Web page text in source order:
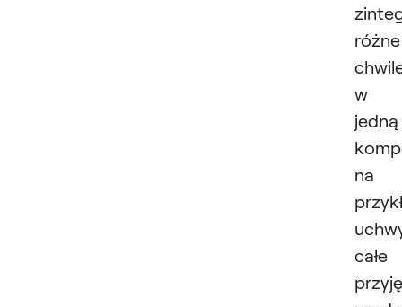
różne
w
jedną
na
całe